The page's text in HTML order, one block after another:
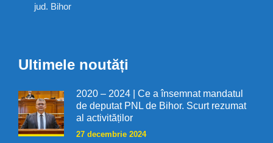
jud. Bihor
Ultimele noutăți
2020 – 2024 | Ce a însemnat mandatul
de deputat PNL de Bihor. Scurt rezumat
al activităților
27 decembrie 2024